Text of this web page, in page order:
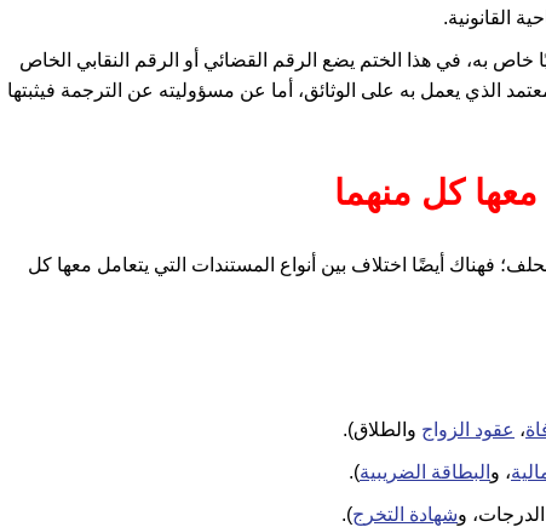
القانونية.
به، في هذا الختم يضع الرقم القضائي أو الرقم النقابي الخاص
الذي يعمل به على الوثائق، أما عن مسؤوليته عن الترجمة فيثبتها
معها كل منهما
فهناك أيضًا اختلاف بين أنواع المستندات التي يتعامل معها كل
، عقود الزواج والطلاق).
، و البطاقة الضريبية).
وشهادة التخرج).